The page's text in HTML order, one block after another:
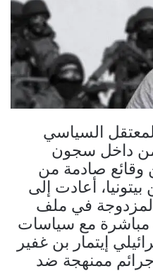
السياسي
داخل سجون
وقائع صادمة من
أعادت إلى
المزدوجة في ملف
مباشرة مع سياسات
إيتمار بن غفير
جرائم ممنهجة ضد